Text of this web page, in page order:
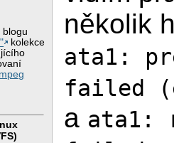
blogu
kolekce
několik
ata1:
failed
a ata1: